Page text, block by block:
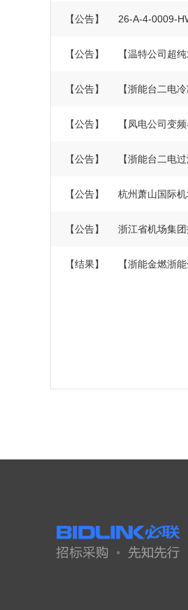
【公告】 26-A-4-0009-
【公告】 【温特公司超
【公告】 【浙能台二电
【公告】 【凤电公司变
【公告】 【浙能台二电
【公告】 杭州萧山国际
【公告】 浙江省机场集
【结果】 【浙能金燃浙